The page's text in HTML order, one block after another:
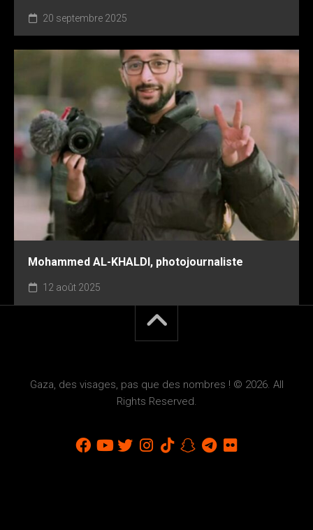
20 septembre 2025
Mohammed AL-KHALDI, photojournaliste
12 août 2025
Gaza, des visages, pas que des nombres ! © 2026. All
Rights Reserved.